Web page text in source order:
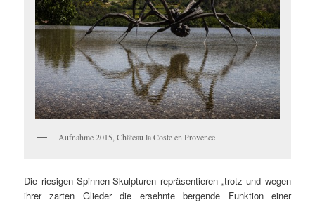
Aufnahme 2015, Château la Coste en Provence
Die riesigen Spinnen-Skulpturen repräsentieren „trotz und wegen
ihrer zarten Glieder die ersehnte bergende Funktion einer